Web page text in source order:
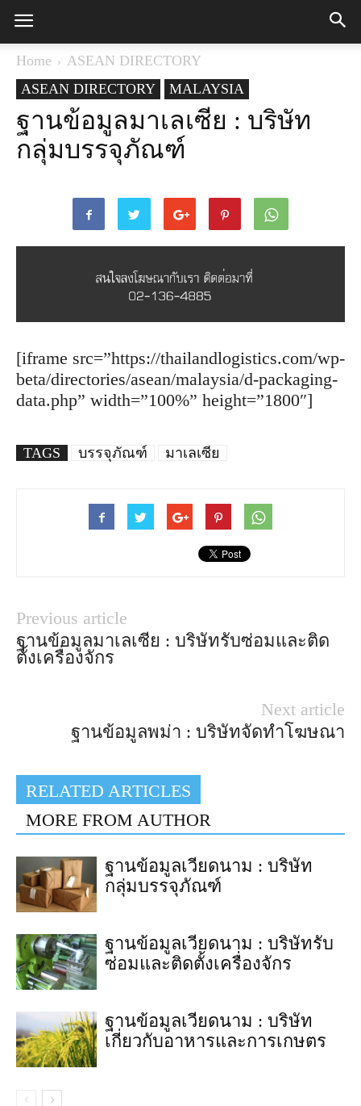
Home
ASEAN DIRECTORY
ASEAN DIRECTORY
MALAYSIA
ฐานข้อมูลมาเลเซีย : บริษัท
กลุ่มบรรจุภัณฑ์
[iframe src=”https://thailandlogistics.com/wp-
beta/directories/asean/malaysia/d-packaging-
data.php” width=”100%” height=”1800″]
TAGS บรรจุภัณฑ์ มาเลเซีย
Previous article
ฐานข้อมูลมาเลเซีย : บริษัทรับซ่อมและติด
ตั้งเครื่องจักร
Next article
ฐานข้อมูลพม่า : บริษัทจัดทำโฆษณา
RELATED ARTICLES
MORE FROM AUTHOR
ฐานข้อมูลเวียดนาม : บริษัท
กลุ่มบรรจุภัณฑ์
ฐานข้อมูลเวียดนาม : บริษัทรับ
ซ่อมและติดตั้งเครื่องจักร
ฐานข้อมูลเวียดนาม : บริษัท
เกี่ยวกับอาหารและการเกษตร